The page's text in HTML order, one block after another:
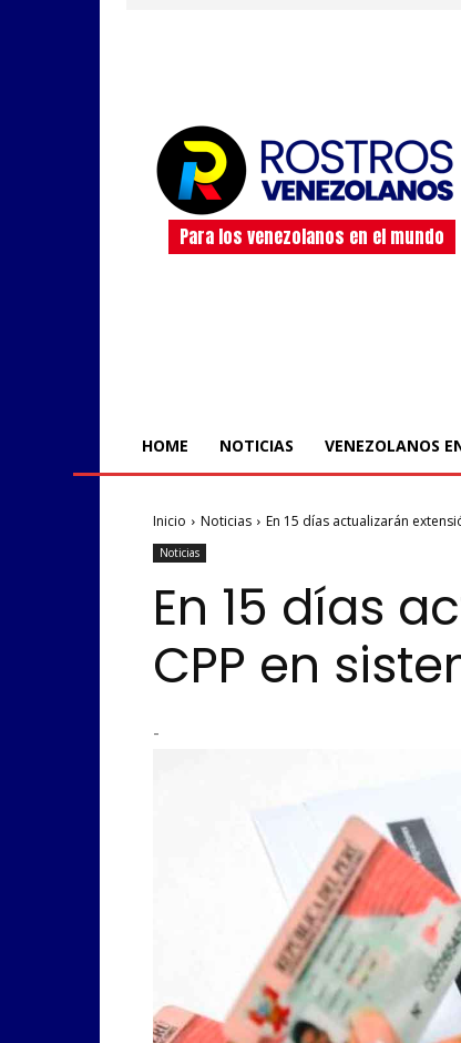
Para los venezolanos en el mundo
HOME NOTICIAS VENEZOLANOS
Inicio Noticias En 15 días actualizarán
Noticias
En 15 días
CPP en
-